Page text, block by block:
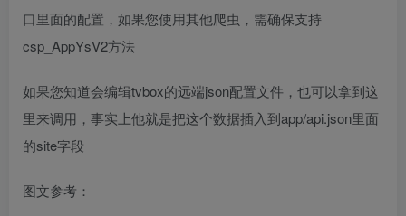
口里面的配置，如果您使用其他爬虫，需确保支持
csp_AppYsV2方法
如果您知道会编辑tvbox的远端json配置文件，也可以拿到这
里来调用，事实上他就是把这个数据插入到app/api.json里面
的site字段
图文参考：